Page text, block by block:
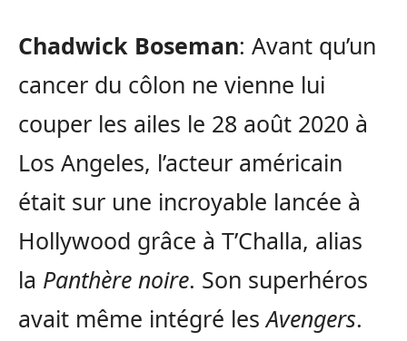
Chadwick Boseman: Avant qu’un
cancer du côlon ne vienne lui
couper les ailes le 28 août 2020 à
Los Angeles, l’acteur américain
était sur une incroyable lancée à
Hollywood grâce à T’Challa, alias
la Panthère noire. Son superhéros
avait même intégré lesAvengers.